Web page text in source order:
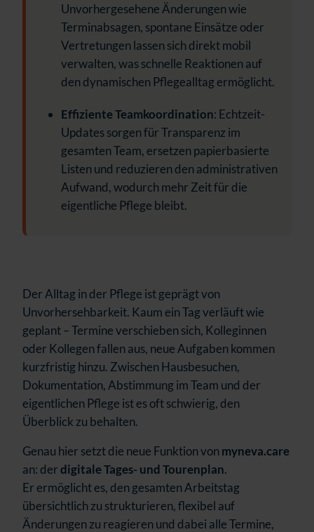
Unvorhergesehene Änderungen wie
Terminabsagen, spontane Einsätze oder
Vertretungen lassen sich direkt mobil
verwalten, was schnelle Reaktionen auf
den dynamischen Pflegealltag ermöglicht.
Effiziente Teamkoordination: Echtzeit-
Updates sorgen für Transparenz im
gesamten Team, ersetzen papierbasierte
Listen und reduzieren den administrativen
Aufwand, wodurch mehr Zeit für die
eigentliche Pflege bleibt.
Der Alltag in der Pflege ist geprägt von
Unvorhersehbarkeit. Kaum ein Tag verläuft wie
geplant – Termine verschieben sich, Kolleginnen
oder Kollegen fallen aus, neue Aufgaben kommen
kurzfristig hinzu. Zwischen Hausbesuchen,
Dokumentation, Abstimmung im Team und der
eigentlichen Pflege ist es oft schwierig, den
Überblick zu behalten.
Genau hier setzt die neue Funktion vonmyneva.care
an: derdigitale Tages- und Tourenplan.
Er ermöglicht es, den gesamten Arbeitstag
übersichtlich zu strukturieren, flexibel auf
Änderungen zu reagieren und dabei alle Termine,